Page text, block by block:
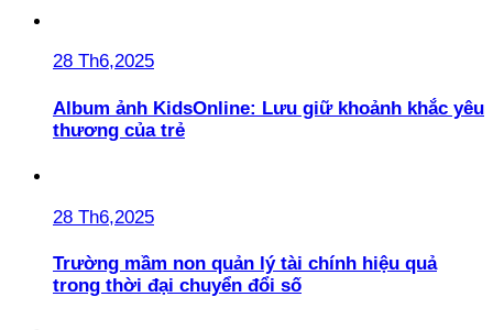
28 Th6,2025
Album ảnh KidsOnline: Lưu giữ khoảnh khắc yêu
thương của trẻ
28 Th6,2025
Trường mầm non quản lý tài chính hiệu quả
trong thời đại chuyển đổi số